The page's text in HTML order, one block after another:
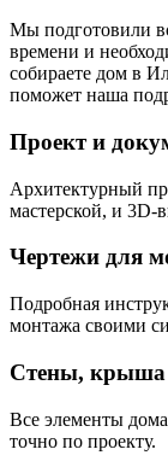
Мы подготовили
времени и
собираете дом в
поможет наша
Проект и
Архитектурный
мастерской, и 3D-
Чертежи для
Подробная
монтажа своими
Стены, крыша
Все элементы
точно по проекту.